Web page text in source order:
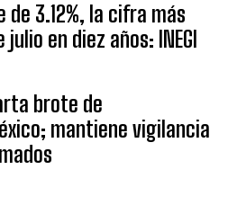
de 3.12%, la cifra más
en diez años: INEGI
brote de
mantiene vigilancia